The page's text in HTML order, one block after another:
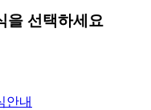
을 선택하세요
안내